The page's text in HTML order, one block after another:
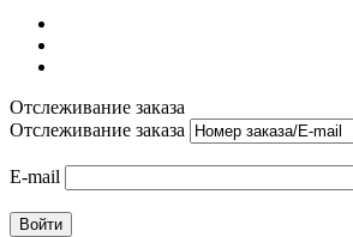
Отслеживание заказа
Отслеживание заказа
E-mail
Войти